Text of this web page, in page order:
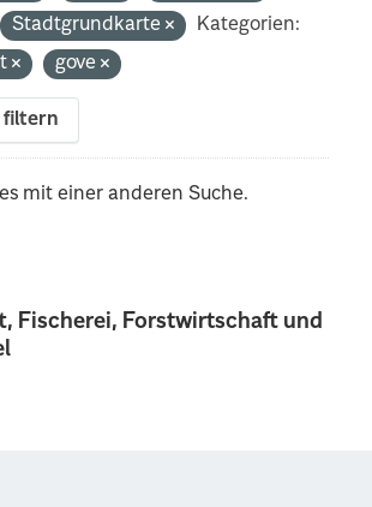
Fischerei, Forstwirtschaft und
Stadtgrundkarte
Kategorien:
gove
filtern
mit einer anderen Suche.